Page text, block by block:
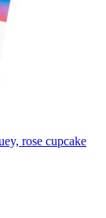
rose cupcake